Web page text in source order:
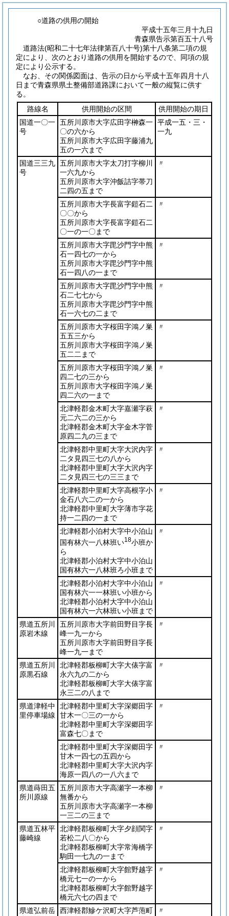
○道路の供用の開始
平成十五年三月十九日
青森県告示第百五十八号
道路法(昭和二十七年法律第百八十号)第十八条第二項の規
定により、次のとおり道路の供用を開始するので、同項の規
定により公示する。
なお、その関係図面は、告示の日から平成十五年四月十八
日まで青森県県土整備部道路課において一般の縦覧に供す
る。
路線名
供用開始の区間
供用開始の期日
国道一〇一
号
五所川原市大字広田字榊森一
〇の六から
五所川原市大字広田字藤浦九
五の一六まで
平成一五・三・
一九
国道三三九
号
五所川原市大字太刀打字柳川
一六九から
五所川原市大字沖飯詰字帯刀
二四の五まで
〃
五所川原市大字長富字鎧石二
〇〇から
五所川原市大字長富字鎧石二
〇一の一〇まで
〃
五所川原市大字毘沙門字中熊
石一四七の一から
五所川原市大字毘沙門字中熊
石一四八の一まで
〃
五所川原市大字毘沙門字中熊
石二七七から
五所川原市大字毘沙門字中熊
石一六七の二まで
〃
五所川原市大字桜田字鴻ノ巣
五五三から
五所川原市大字桜田字鴻ノ巣
五二二まで
〃
五所川原市大字桜田字鴻ノ巣
四二七の三から
五所川原市大字桜田字鴻ノ巣
四二六の一まで
〃
北津軽郡金木町大字嘉瀬字萩
元二六二の三から
北津軽郡金木町大字金木字菅
原四二九の三まで
〃
北津軽郡中里町大字大沢内字
二タ見四三七の八から
北津軽郡中里町大字大沢内字
二タ見四三七の三三まで
〃
北津軽郡中里町大字高根字小
金石八六二の一から
北津軽郡中里町大字薄市字花
持一二四の一まで
〃
北津軽郡小泊村大字中小泊山
国有林六一八林班い18小班か
ら
北津軽郡小泊村大字中小泊山
国有林六一八林班ろ小班まで
〃
北津軽郡小泊村大字中小泊山
国有林六一一林班い小班から
北津軽郡小泊村大字中小泊山
国有林六一六林班い小班まで
〃
県道五所川
原岩木線
五所川原市大字前田野目字長
峰一九一から
五所川原市大字前田野目字長
峰一九一まで
〃
県道五所川
原黒石線
北津軽郡板柳町大字大俵字富
永六九の二から
北津軽郡板柳町大字大俵字富
永三二の八まで
〃
県道津軽中
里停車場線
北津軽郡中里町大字深郷田字
甘木一〇三の一から
北津軽郡中里町大字深郷田字
富森七〇まで
〃
北津軽郡中里町大字深郷田字
甘木一四七の五四から
北津軽郡中里町大字大沢内字
海原一四八の一八六まで
〃
県道蒔田五
所川原線
五所川原市大字高瀬字一本柳
無番から
五所川原市大字高瀬字一本柳
一三二の三まで
〃
県道五林平
藤崎線
北津軽郡板柳町大字夕顔関字
若松二八〇から
北津軽郡板柳町大字常海橋字
駒田一七九の一まで
〃
北津軽郡板柳町大字館野越字
橋元七一の一から
北津軽郡板柳町大字館野越字
橋元六七の四まで
〃
県道弘前岳 西津軽郡鰺ケ沢町大字芦萢町
〃